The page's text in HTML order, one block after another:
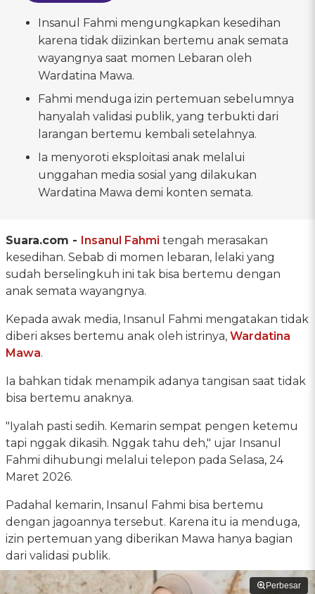
Insanul Fahmi mengungkapkan kesedihan
karena tidak diizinkan bertemu anak semata
wayangnya saat momen Lebaran oleh
Wardatina Mawa.
Fahmi menduga izin pertemuan sebelumnya
hanyalah validasi publik, yang terbukti dari
larangan bertemu kembali setelahnya.
Ia menyoroti eksploitasi anak melalui
unggahan media sosial yang dilakukan
Wardatina Mawa demi konten semata.
Suara.com - Insanul Fahmi tengah merasakan
kesedihan. Sebab di momen lebaran, lelaki yang
sudah berselingkuh ini tak bisa bertemu dengan
anak semata wayangnya.
Kepada awak media, Insanul Fahmi mengatakan tidak
diberi akses bertemu anak oleh istrinya, Wardatina
Mawa.
Ia bahkan tidak menampik adanya tangisan saat tidak
bisa bertemu anaknya.
"Iyalah pasti sedih. Kemarin sempat pengen ketemu
tapi nggak dikasih. Nggak tahu deh," ujar Insanul
Fahmi dihubungi melalui telepon pada Selasa, 24
Maret 2026.
Padahal kemarin, Insanul Fahmi bisa bertemu
dengan jagoannya tersebut. Karena itu ia menduga,
izin pertemuan yang diberikan Mawa hanya bagian
dari validasi publik.
Perbesar